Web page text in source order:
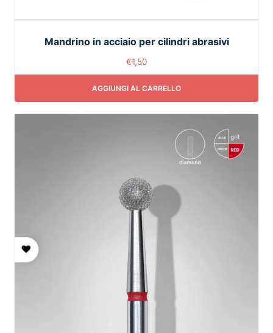
Mandrino in acciaio per cilindri abrasivi
€1,50
AGGIUNGI AL CARRELLO